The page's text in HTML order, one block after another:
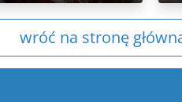
wróć na stronę